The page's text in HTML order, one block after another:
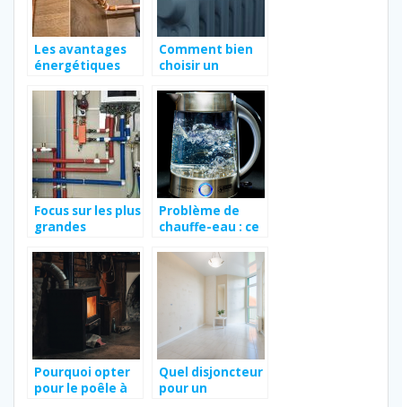
Les avantages
énergétiques
typologie de
chaudière
électrique
Comment bien
choisir un
réversible ?
Focus sur les plus
grandes
chaudière
électrique en
2021
Problème de
chauffe-eau : ce
en cas de panne
Pourquoi opter
pour le poêle à
Quel disjoncteur
pour un